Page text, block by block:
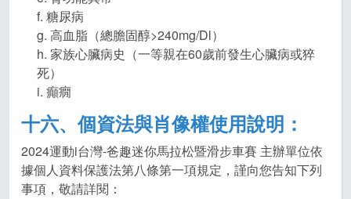
f. 糖尿病
g. 高血脂（總膽固醇>240mg/Dl）
h. 家族心臟病史（一等親在60歲前發生心臟病或猝
死）
i. 癲癇
十六、個資法與肖像權使用說明：
2024運動i台灣-爸趣迷你馬拉松暨滑步車賽 主辦單位依
據個人資料保護法第八條第一項規定，謹向您告知下列
事項，敬請詳閱：